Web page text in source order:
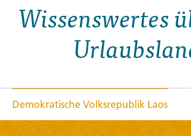
Wissenswertes
Demokratische Volksrepublik Laos